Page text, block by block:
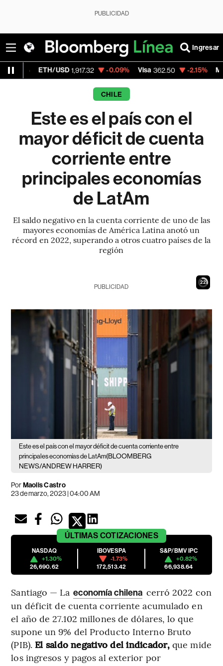
PUBLICIDAD
Ingresar
1,917.32 -0.09% Visa 362.50 -2.15% MercadoLibre
CHILE
Este es el país con el
mayor déficit de cuenta
corriente entre
principales economías
de LatAm
El saldo negativo en la cuenta corriente de uno de las
mayores economías de América Latina anotó un
récord en 2022, superando a otros cuatro países de la
región
21
PUBLICIDAD
Este es el país con el mayor déficit de cuenta corriente entre
principales economías de LatAm(BLOOMBERG
NEWS/ANDREW HARRER)
PorMaolis Castro
23 de marzo, 2023 | 04:00 AM
ÚLTIMAS COTIZACIONES
NASDAQ
+1.30%
26,690.62
IBOVESPA
-1.73%
172,513.42
S&P/BMV IPC
+0.82%
66,938.64
Santiago — La economía chilena cerró 2022 con
un déficit de cuenta corriente acumulado en
el año de 27.102 millones de dólares, lo que
supone un 9% del Producto Interno Bruto
(PIB). El saldo negativo del indicador,que mide
los ingresos y pagos al exterior por